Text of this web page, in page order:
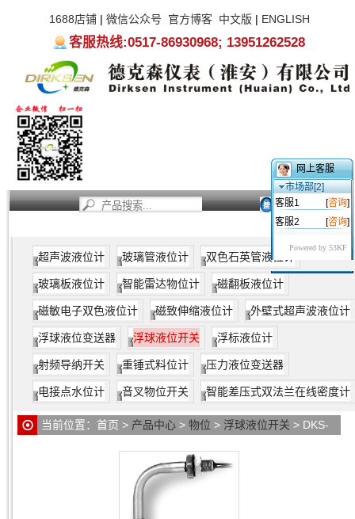
1688店铺| 微信公众号 官方博客 中文版 | ENGLISH
客服热线:0517-86930968; 13951262528
超声波液位计 玻璃管液位计 双色石英管液位计
玻璃板液位计 智能雷达物位计 磁翻板液位计
磁敏电子双色液位计 磁致伸缩液位计 外壁式超声波液位计
浮球液位变送器 浮球液位开关 浮标液位计
射频导纳开关 重锤式料位计 压力液位变送器
电接点水位计 音叉物位开关 智能差压式双法兰在线密度计
当前位置： 首页 > 产品中心 > 物位 > 浮球液位开关 > DKS-
网上客服
市场部[2]
客服1
[咨询]
客服2
[咨询]
Powered by 53KF